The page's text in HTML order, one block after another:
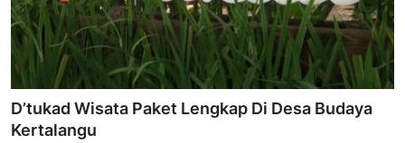
D’tukad Wisata Paket Lengkap Di Desa Budaya
Kertalangu